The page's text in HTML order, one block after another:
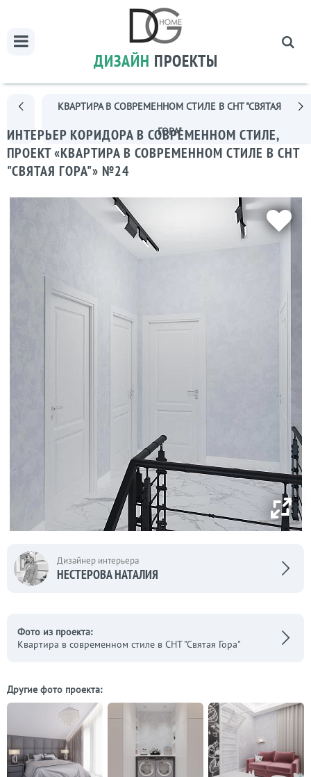
ДИЗАЙН ПРОЕКТЫ
КВАРТИРА В СОВРЕМЕННОМ СТИЛЕ В СНТ "СВЯТАЯ
ГОРА"
ИНТЕРЬЕР КОРИДОРА В СОВРЕМЕННОМ СТИЛЕ,
ПРОЕКТ «КВАРТИРА В СОВРЕМЕННОМ СТИЛЕ В СНТ
"СВЯТАЯ ГОРА"» №24
Дизайнер интерьера
НЕСТЕРОВА НАТАЛИЯ
Фото из проекта:
Квартира в современном стиле в СНТ "Святая Гора"
Другие фото проекта: